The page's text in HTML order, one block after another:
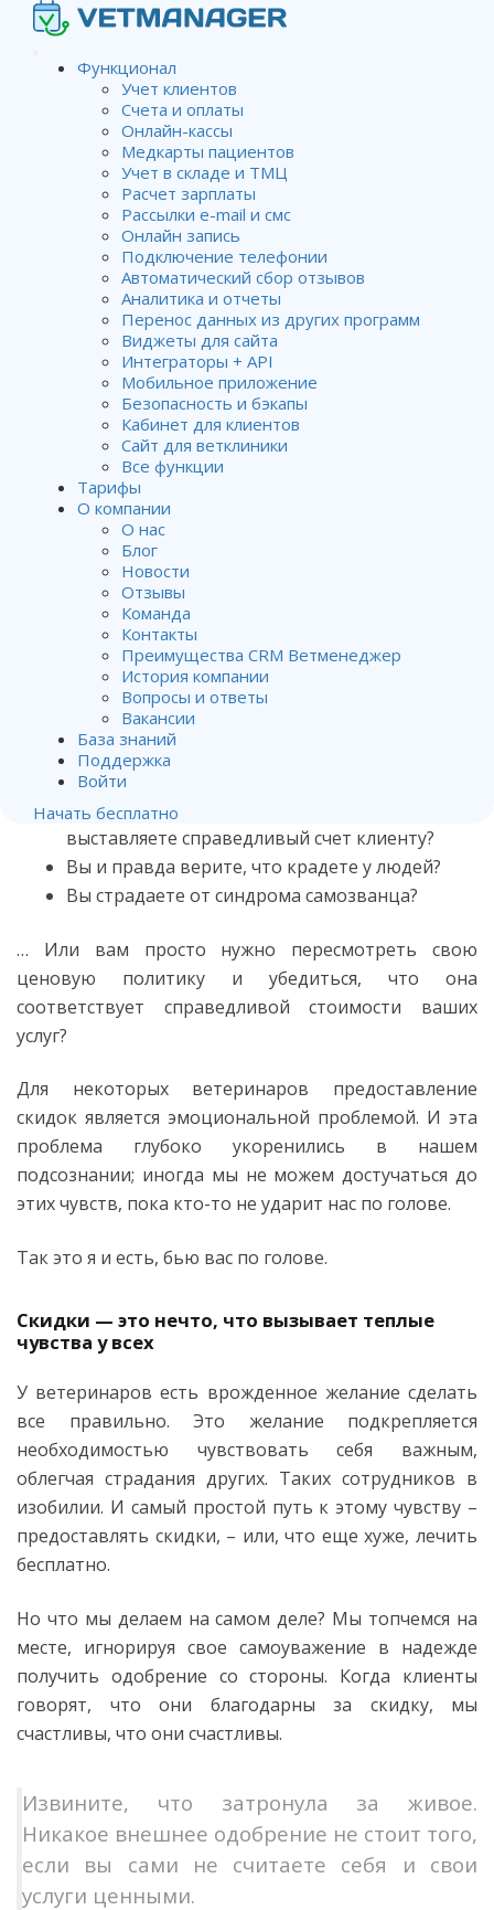
Функционал
Учет клиентов
Счета и оплаты
Онлайн-кассы
Медкарты пациентов
Учет в складе и ТМЦ
Расчет зарплаты
Рассылки e-mail и смс
Онлайн запись
Подключение телефонии
Автоматический сбор отзывов
Аналитика и отчеты
Перенос данных из других программ
Виджеты для сайта
Интеграторы + API
Мобильное приложение
Безопасность и бэкапы
Кабинет для клиентов
Сайт для ветклиники
Все функции
Тарифы
О компании
О нас
Блог
Новости
Отзывы
Команда
Контакты
Преимущества CRM Ветменеджер
История компании
Вопросы и ответы
Вакансии
База знаний
Поддержка
Войти
Начать бесплатно
Я не делаю скидок…
Владимир Хубирьянц
Опубликован 06.10.2017
Я не делаю скидок своим клиентам. И меня это
не смущает.
Хорошо, коллеги-ветеринары, давайте сделаем
несколько упражнений по самоанализу. Ответьте
на следующие вопросы:
Считаете ли вы свое дело важным?
Почему вы чувствуете себя виноватым, когда
выставляете справедливый счет клиенту?
Вы и правда верите, что крадете у людей?
Вы страдаете от синдрома самозванца?
… Или вам просто нужно пересмотреть свою
ценовую политику и убедиться, что она
соответствует справедливой стоимости ваших
услуг?
Для некоторых ветеринаров предоставление
скидок является эмоциональной проблемой. И эта
проблема глубоко укоренились в нашем
подсознании; иногда мы не можем достучаться до
этих чувств, пока кто-то не ударит нас по голове.
Так это я и есть, бью вас по голове.
Скидки — это нечто, что вызывает теплые
чувства у всех
У ветеринаров есть врожденное желание сделать
все правильно. Это желание подкрепляется
необходимостью чувствовать себя важным,
облегчая страдания других. Таких сотрудников в
изобилии. И самый простой путь к этому чувству –
предоставлять скидки, – или, что еще хуже, лечить
бесплатно.
Но что мы делаем на самом деле? Мы топчемся на
месте, игнорируя свое самоуважение в надежде
получить одобрение со стороны. Когда клиенты
говорят, что они благодарны за скидку, мы
счастливы, что они счастливы.
Извините, что затронула за живое.
Никакое внешнее одобрение не стоит того,
если вы сами не считаете себя и свои
услуги ценными.